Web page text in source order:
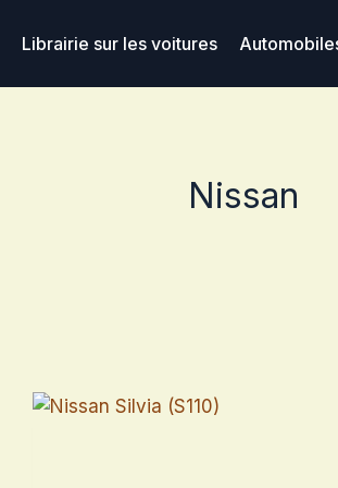
Librairie sur les voitures
Nissan